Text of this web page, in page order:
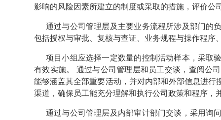
影响的风险因素所建立的制度或采取的措施，评价公
通过与公司管理层及主要业务流程所涉及部门的
包括授权与审批、复核与查证、业务规程与操作程
项目小组应选择一定数量的控制活动样本，采取
有效实施。 通过与公司管理层和员工交谈，查阅公
能够涵盖其全部重要活动，并对内部和外部信息进
渠道，确保员工能充分理解和执行公司政策和程序，
通过与公司管理层及内部审计部门交谈，采用询